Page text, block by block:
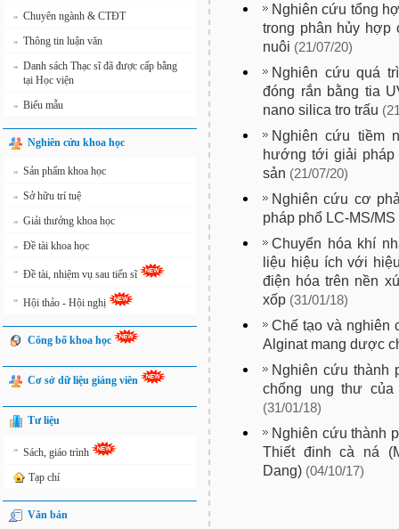
» Chuyên ngành & CTĐT
» Thông tin luận văn
» Danh sách Thạc sĩ đã được cấp bằng
tại Học viện
» Biểu mẫu
Nghiên cứu khoa học
» Sản phẩm khoa học
» Sở hữu trí tuệ
» Giải thưởng khoa học
» Đề tài khoa học
» Đề tài, nhiệm vụ sau tiến sĩ
» Hội thảo - Hội nghị
Công bố khoa học
Cơ sở dữ liệu giảng viên
Tư liệu
» Sách, giáo trình
Tạp chí
Văn bản
Nghiên cứu tổng
trong phân hủy
nuôi (21/07/20)
Nghiên cứu quá
đóng rắn bằng tia
nano silica tro trấu
Nghiên cứu tiềm
hướng tới giải pháp
sản (21/07/20)
Nghiên cứu cơ
pháp phổ LC-MS/MS
Chuyển hóa khí
liệu hiệu ích với
điện hóa trên nền
xốp (31/01/18)
Chế tạo và nghiên
Alginat mang dược
Nghiên cứu thành
chống ung thư
(31/01/18)
Nghiên cứu thành
Thiết đinh cà ná
Dang) (04/10/17)